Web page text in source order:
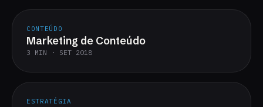
CONTEÚDO
Marketing de Conteúdo
3 MIN · SET 2018
ESTRATÉGIA